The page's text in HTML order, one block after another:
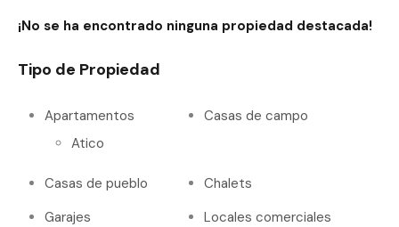
¡No se ha encontrado ninguna propiedad destacada!
Tipo de Propiedad
Apartamentos
Atico
Casas de campo
Casas de pueblo
Chalets
Garajes
Locales comerciales